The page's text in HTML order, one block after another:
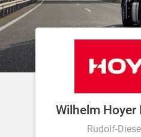
Wilhelm Hoyer
Rudolf-